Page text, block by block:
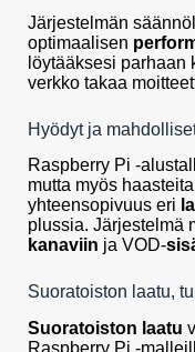
Järjestelmän
optimaalisen
löytääksesi parhaan
verkko takaa
Hyödyt ja
Raspberry Pi -
mutta myös
yhteensopivuus eri
plussia. Järjestelmä
kanaviin ja VOD-
Suoratoiston laatu,
Suoratoiston laatu